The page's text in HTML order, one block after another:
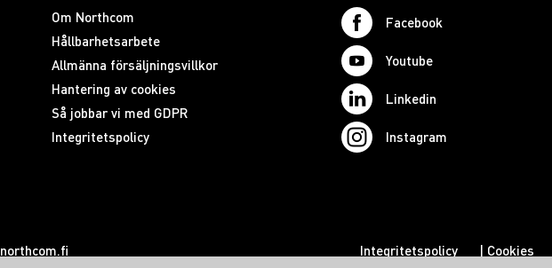
Om Northcom
Hållbarhetsarbete
Allmänna försäljningsvillkor
Hantering av cookies
Så jobbar vi med GDPR
Integritetspolicy
Facebook
Youtube
Linkedin
Instagram
northcom.fi Integritetspolicy | Cookies